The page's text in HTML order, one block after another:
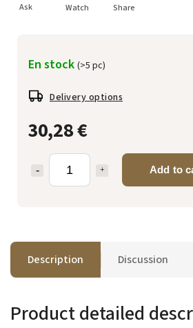
30,28 €
Add to
En stock (>5 pc)
Delivery options
Ask Watch Share
Description Discussion
Product detailed